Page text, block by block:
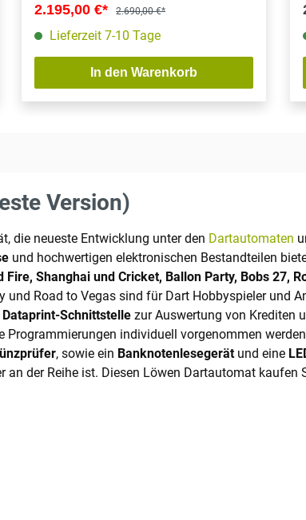
2.195,00 €* 2.690,00 €*
Lieferzeit 7-10 Tage
In den Warenkorb
Version)
die neueste Entwicklung unter den Dartautomaten
und hochwertigen elektronischen Bestandteilen
Shanghai und Cricket, Ballon Party, Bobs 27,
Road to Vegas sind für Dart Hobbyspieler und
Dataprint-Schnittstelle zur Auswertung von Krediten
Programmierungen individuell vorgenommen
, sowie ein Banknotenlesegerätund eine
der Reihe ist. Diesen Löwen Dartautomat kaufen